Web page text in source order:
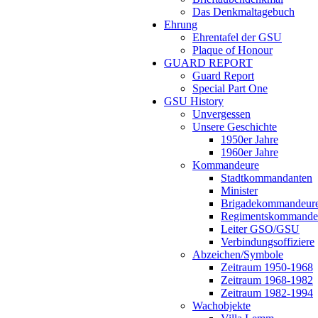
Das Denkmaltagebuch
Ehrung
Ehrentafel der GSU
Plaque of Honour
GUARD REPORT
Guard Report
Special Part One
GSU History
Unvergessen
Unsere Geschichte
1950er Jahre
1960er Jahre
Kommandeure
Stadtkommandanten
Minister
Leiter GSO/GSU
Verbindungsoffiziere
Abzeichen/Symbole
Zeitraum 1950-1968
Zeitraum 1968-1982
Zeitraum 1982-1994
Wachobjekte